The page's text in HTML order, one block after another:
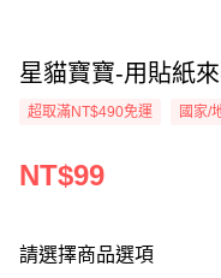
星貓寶寶-用貼紙
超取滿NT$490免運 國家/
NT$99
請選擇商品選項